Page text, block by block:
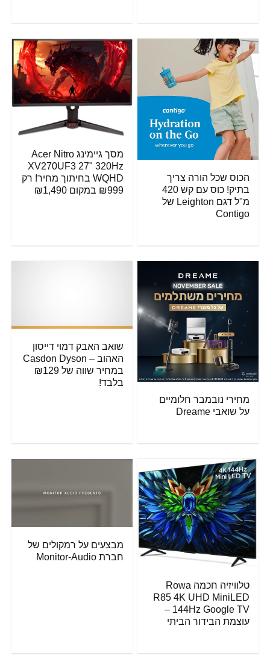
הכוס שכל הורה צריך
בתיק! כוס עם קש 420
מ"ל דגם Leighton של
Contigo
מסך גיימינג Acer Nitro
XV270UF3 27" 320Hz
WQHD בחיתוך מחיר! רק
₪999 במקום ₪1,490
מחירי נובמבר חלומיים
על שואבי Dreame
שואב האבק דמוי דייסון
האהוב – Casdon Dyson
במחיר שווה של ₪129
בלבד!
טלוויזיה חכמה Rowa
R85 4K UHD MiniLED
144Hz Google TV –
עוצמת הבידור הביתי
מבצעים על רמקולים של
חברת Monitor-Audio